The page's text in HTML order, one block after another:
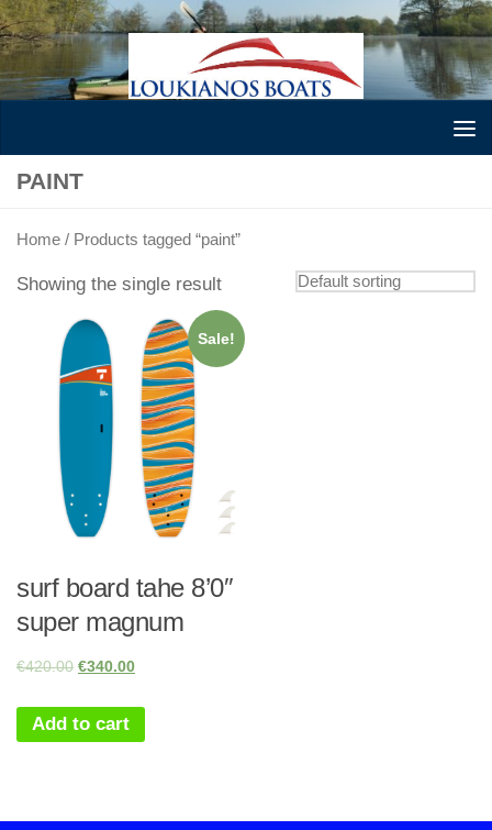
Skip to content
PAINT
Home / Products tagged “paint”
Showing the single result
Sale!
surf board tahe 8’0″
super magnum
€420.00 €340.00
Add to cart